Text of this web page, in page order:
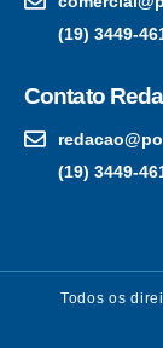
(19) 3449-
Contato
(19) 3449-
Todos os